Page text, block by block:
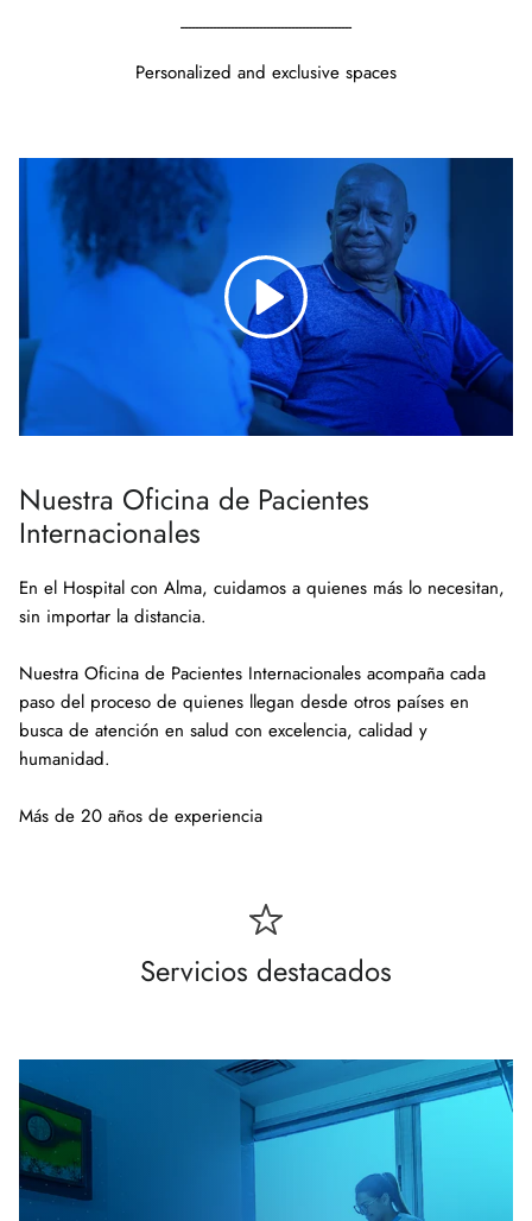
------------------------------------------------
Personalized and exclusive spaces
Nuestra Oficina de Pacientes
Internacionales
En el Hospital con Alma, cuidamos a quienes más lo necesitan,
sin importar la distancia.
Nuestra Oficina de Pacientes Internacionales acompaña cada
paso del proceso de quienes llegan desde otros países en
busca de atención en salud con excelencia, calidad y
humanidad.
Más de 20 años de experiencia
Servicios destacados